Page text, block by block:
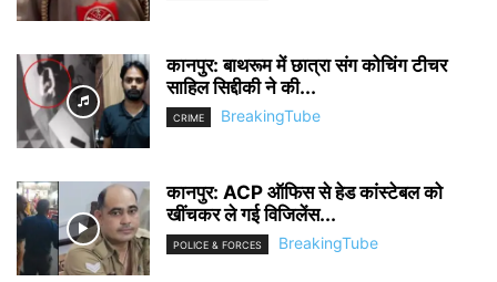
कानपुर: बाथरूम में छात्रा संग कोचिंग टीचर
साहिल सिद्दीकी ने की...
CRIME BreakingTube
कानपुर: ACP ऑफिस से हेड कांस्टेबल को
खींचकर ले गई विजिलेंस...
POLICE & FORCES BreakingTube